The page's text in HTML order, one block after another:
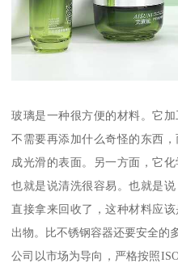
玻璃是一种很方便的材料。它
不需要再添加什么奇怪的东西
成光滑的表面。另一方面，它
也就是说清洗很容易。也就是
直接拿来回收了，这种材料应
出物。比不锈钢容器还要安全的多
公司以市场为导向，严格按照